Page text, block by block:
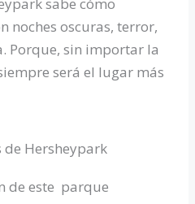
noches oscuras, terror,
Porque, sin importar la
será el lugar más
de este parque